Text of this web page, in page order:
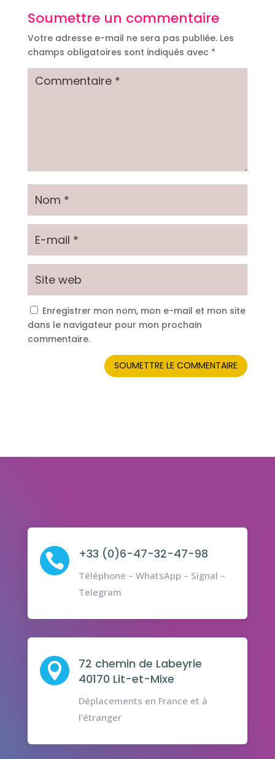
Soumettre un commentaire
Votre adresse e-mail ne sera pas publiée. Les
champs obligatoires sont indiqués avec *
Enregistrer mon nom, mon e-mail et mon site
dans le navigateur pour mon prochain
commentaire.
SOUMETTRE LE COMMENTAIRE
 +33 (0)6-47-32-47-98
Téléphone – WhatsApp – Signal –
Telegram

72 chemin de Labeyrie
40170 Lit-et-Mixe
Déplacements en France et à
l’étranger